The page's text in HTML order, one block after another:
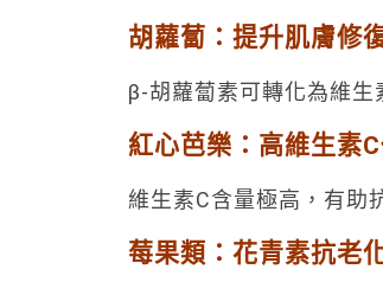
胡蘿蔔：提升肌膚修
β-胡蘿蔔素可轉化為維生
紅心芭樂：高維生素
維生素C含量極高，有助
莓果類：花青素抗老